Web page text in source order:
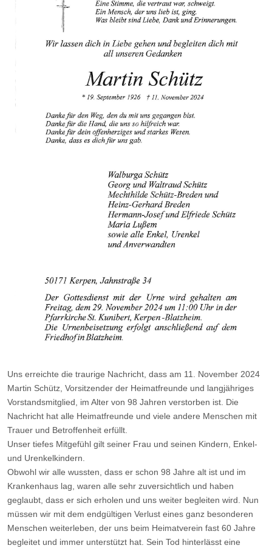
Uns erreichte die traurige Nachricht, dass am 11. November 2024
Martin Schütz, Vorsitzender der Heimatfreunde und langjähriges
Vorstandsmitglied, im Alter von 98 Jahren verstorben ist. Die
Nachricht hat alle Heimatfreunde und viele andere Menschen mit
Trauer und Betroffenheit erfüllt.
Unser tiefes Mitgefühl gilt seiner Frau und seinen Kindern, Enkel-
und Urenkelkindern.
Obwohl wir alle wussten, dass er schon 98 Jahre alt ist und im
Krankenhaus lag, waren alle sehr zuversichtlich und haben
geglaubt, dass er sich erholen und uns weiter begleiten wird. Nun
müssen wir mit dem endgültigen Verlust eines ganz besonderen
Menschen weiterleben, der uns beim Heimatverein fast 60 Jahre
begleitet und immer unterstützt hat. Sein Tod hinterlässt eine